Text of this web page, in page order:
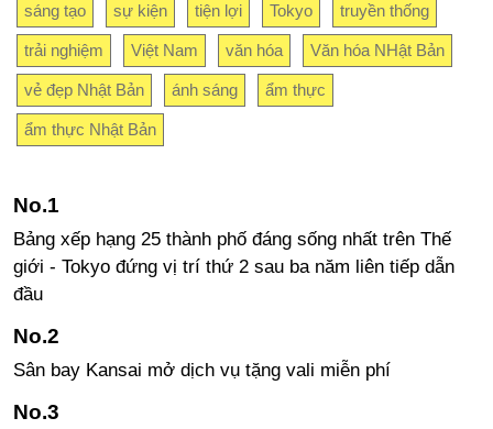
sáng tạo sự kiện tiện lợi Tokyo truyền thống
trải nghiệm Việt Nam văn hóa Văn hóa NHật Bản
vẻ đẹp Nhật Bản ánh sáng ẩm thực
ẩm thực Nhật Bản
Bảng xếp hạng 25 thành phố đáng sống nhất trên Thế
giới - Tokyo đứng vị trí thứ 2 sau ba năm liên tiếp dẫn
đầu
Sân bay Kansai mở dịch vụ tặng vali miễn phí